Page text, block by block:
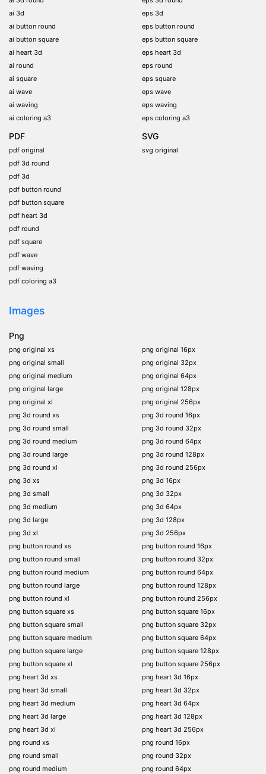
ai 3d
ai button round
ai button square
ai heart 3d
ai round
ai square
ai wave
ai waving
ai coloring a3
eps 3d
eps button round
eps button square
eps heart 3d
eps round
eps square
eps wave
eps waving
eps coloring a3
PDF
pdf original
pdf 3d round
pdf 3d
pdf button round
pdf button square
pdf heart 3d
pdf round
pdf square
pdf wave
pdf waving
pdf coloring a3
SVG
svg original
Images
Png
png original xs
png original small
png original medium
png original large
png original xl
png 3d round xs
png 3d round small
png 3d round medium
png 3d round large
png 3d round xl
png 3d xs
png 3d small
png 3d medium
png 3d large
png 3d xl
png button round xs
png button round small
png button round medium
png button round large
png button round xl
png button square xs
png button square small
png button square medium
png button square large
png button square xl
png heart 3d xs
png heart 3d small
png heart 3d medium
png heart 3d large
png heart 3d xl
png round xs
png round small
png round medium
png original 16px
png original 32px
png original 64px
png original 128px
png original 256px
png 3d round 16px
png 3d round 32px
png 3d round 64px
png 3d round 128px
png 3d round 256px
png 3d 16px
png 3d 32px
png 3d 64px
png 3d 128px
png 3d 256px
png button round 16px
png button round 32px
png button round 64px
png button round 128px
png button round 256px
png button square 16px
png button square 32px
png button square 64px
png button square 128px
png button square 256px
png heart 3d 16px
png heart 3d 32px
png heart 3d 64px
png heart 3d 128px
png heart 3d 256px
png round 16px
png round 32px
png round 64px